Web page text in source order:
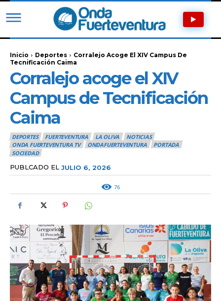
Inicio Deportes
Corralejo Acoge El XIV Campus De
Tecnificación Caima
Corralejo acoge el XIV
Campus de Tecnificación
Caima
DEPORTES FUERTEVENTURA LA OLIVA
NOTICIAS
ONDA FUERTEVENTURA TV
ONDAFUERTEVENTURA
PORTADA
SOCIEDAD
PUBLCADO EL JULIO 6, 2026
76